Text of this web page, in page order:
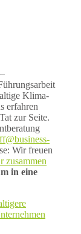
Klima-
erfahren
zur Seite.
Wir freuen
zusammen
in eine